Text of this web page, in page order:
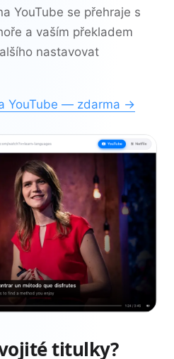
YouTube se přehraje s
a vaším překladem
nastavovat
YouTube — zdarma →
titulky?